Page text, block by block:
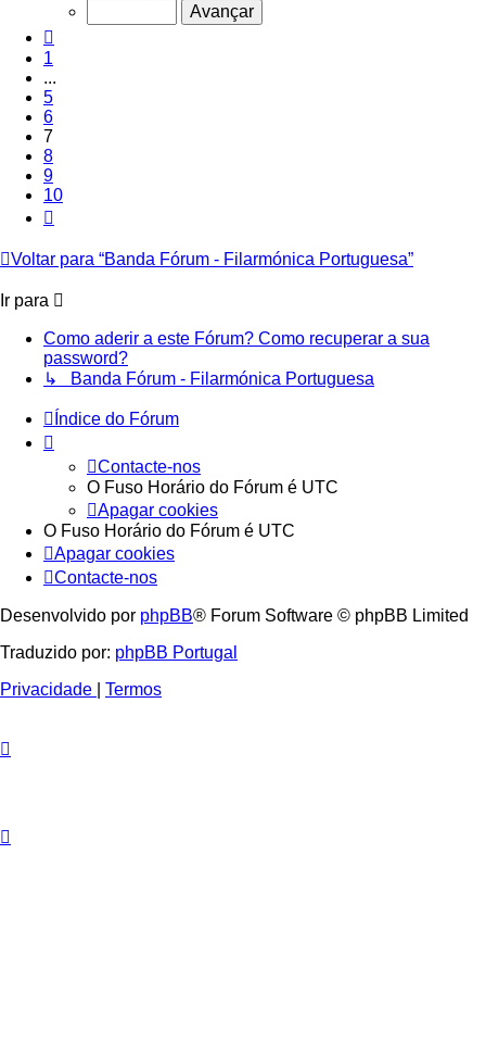
10
1
...
5
6
7
8
9
10
Voltar para “Banda Fórum - Filarmónica Portuguesa”
Ir para
Como aderir a este Fórum? Como recuperar a sua
password?
↳ Banda Fórum - Filarmónica Portuguesa
Índice do Fórum
Contacte-nos
O Fuso Horário do Fórum é UTC
Apagar cookies
O Fuso Horário do Fórum é UTC
Apagar cookies
Contacte-nos
Desenvolvido por phpBB® Forum Software © phpBB Limited
Traduzido por: phpBB Portugal
Privacidade
Termos